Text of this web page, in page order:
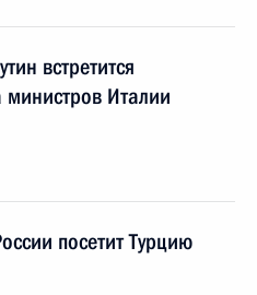
встретится
министров Италии
посетит Турцию